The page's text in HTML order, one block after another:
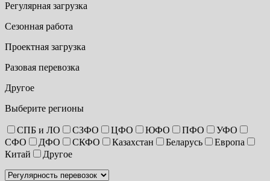
Регулярная загрузка
Сезонная работа
Проектная загрузка
Разовая перевозка
Другое
Выберите регионы
СПБ и ЛО СЗФО ЦФО ЮФО ПФО
УФО
СФО
ДФО СКФО Казахстан Беларусь
Европа
Китай
Другое